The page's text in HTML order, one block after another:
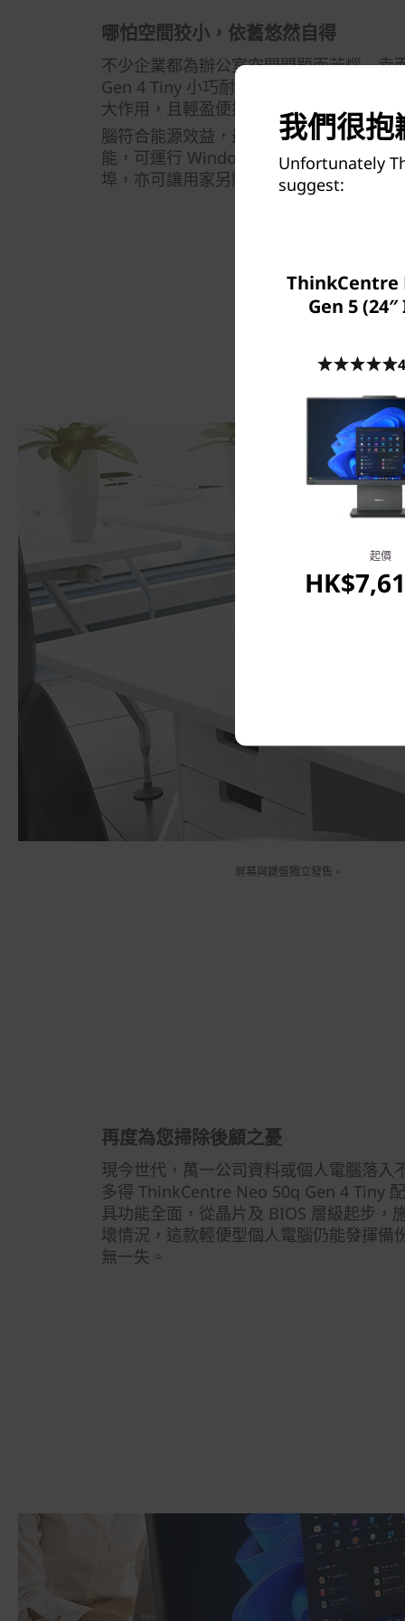
哪怕空間狡小，依舊悠然自得
不少企業都為辦公室空間問題而苦惱—幸
Gen 4 Tiny 小巧耐用，融入各處俱佳，
大作用，且輕盈便攜，實屬混合型工作環
腦符合能源效益，最高搭載第 13 代 Intel
能，可運行 Windows 11 專業版，除了
埠，亦可讓用家另購自訂埠，迎合個別需
屏幕與鍵盤獨立發售。
再度為您掃除後顧之憂
現今世代，萬一公司資料或個人電腦落入
多得 ThinkCentre Neo 50q Gen 4 Tiny
具功能全面，從晶片及 BIOS 層級起步，
壞情況，這款輕便型個人電腦仍能發揮備
無一失。
我們很抱
Unfortunately
suggest:
ThinkCentre
Gen 5
起價